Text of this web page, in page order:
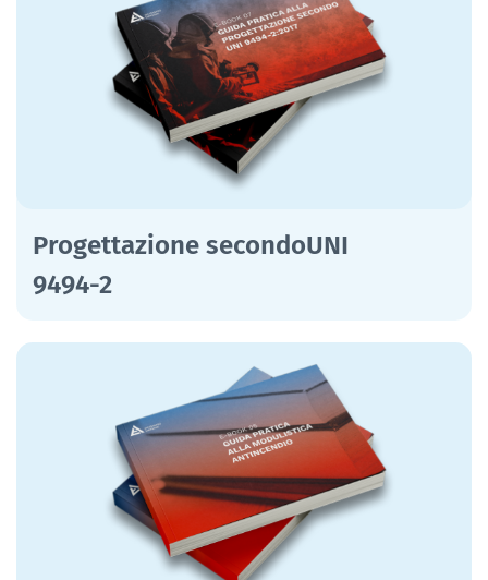
Progettazione secondoUNI
9494-2